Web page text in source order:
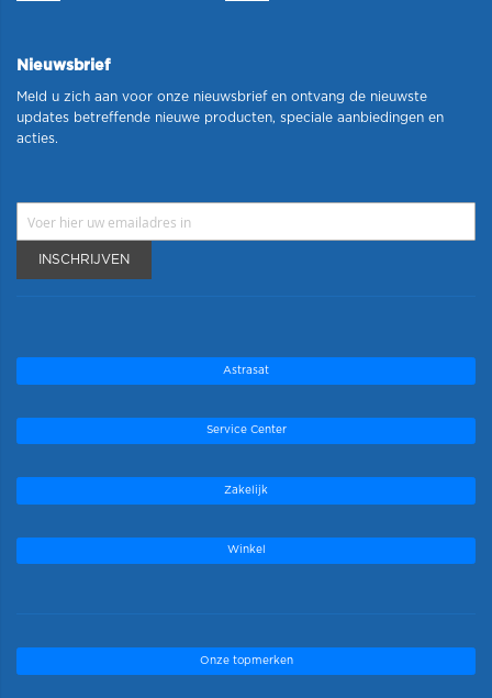
Nieuwsbrief
Meld u zich aan voor onze nieuwsbrief en ontvang de nieuwste
updates betreffende nieuwe producten, speciale aanbiedingen en
acties.
INSCHRIJVEN
Astrasat
Service Center
Zakelijk
Winkel
Onze topmerken